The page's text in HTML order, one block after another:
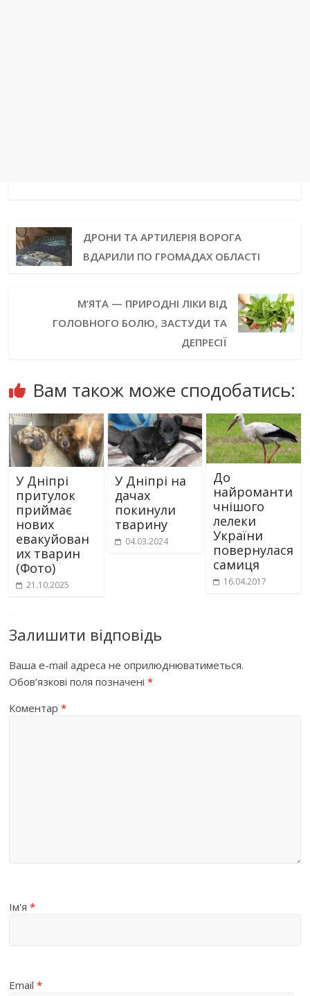
ДРОНИ ТА АРТИЛЕРІЯ ВОРОГА
ВДАРИЛИ ПО ГРОМАДАХ ОБЛАСТІ
М’ЯТА — ПРИРОДНІ ЛІКИ ВІД
ГОЛОВНОГО БОЛЮ, ЗАСТУДИ ТА
ДЕПРЕСІЇ
Вам також може сподобатись:
У Дніпрі
притулок
приймає
нових
евакуйован
их тварин
(Фото)
21.10.2025
У Дніпрі на
дачах
покинули
тварину
04.03.2024
До
найроманти
чнішого
лелеки
України
повернулася
самиця
16.04.2017
Залишити відповідь
Ваша e-mail адреса не оприлюднюватиметься.
Обов’язкові поля позначені*
Коментар*
Ім'я*
Email*